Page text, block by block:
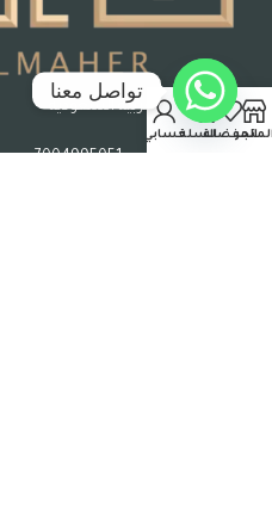
جدة – المملكة العربية السعودية
رقم السجل التجاري : 7004995051
المفضلةالسلةحسابي
تواصل معنا